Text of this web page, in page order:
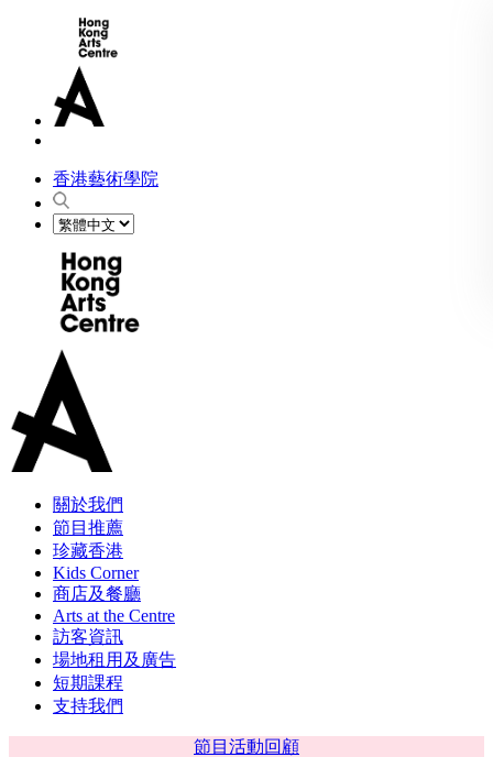
香港藝術學院
關於我們
節目推薦
珍藏香港
Kids Corner
商店及餐廳
Arts at the Centre
訪客資訊
場地租用及廣告
短期課程
支持我們
節目 活動回顧